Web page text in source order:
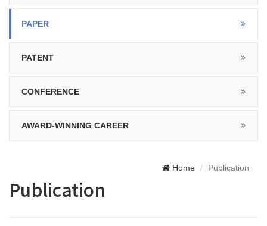
PAPER
PATENT
CONFERENCE
AWARD-WINNING CAREER
Home Publication
Publication